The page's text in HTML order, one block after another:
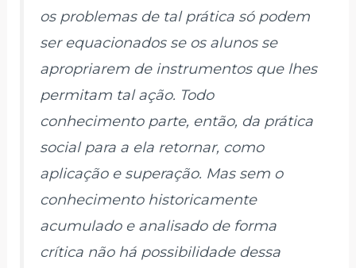
os problemas de tal prática só podem
ser equacionados se os alunos se
apropriarem de instrumentos que lhes
permitam tal ação. Todo
conhecimento parte, então, da prática
social para a ela retornar, como
aplicação e superação. Mas sem o
conhecimento historicamente
acumulado e analisado de forma
crítica não há possibilidade dessa